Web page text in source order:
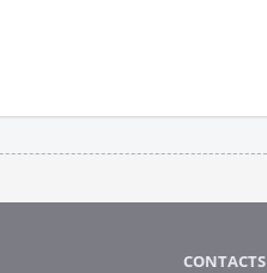
CONTACTS